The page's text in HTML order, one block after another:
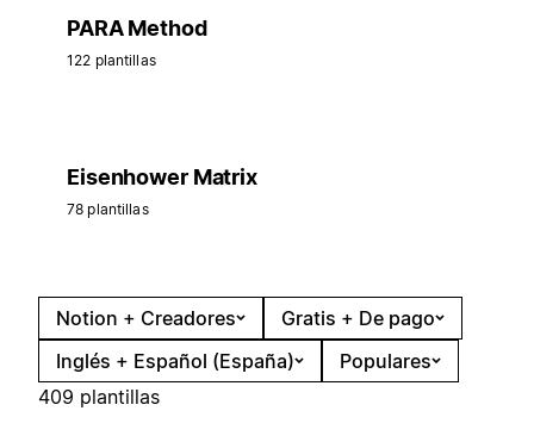
PARA Method
122 plantillas
Eisenhower Matrix
78 plantillas
Notion + Creadores
Gratis + De pago
Inglés + Español (España)
Populares
409 plantillas